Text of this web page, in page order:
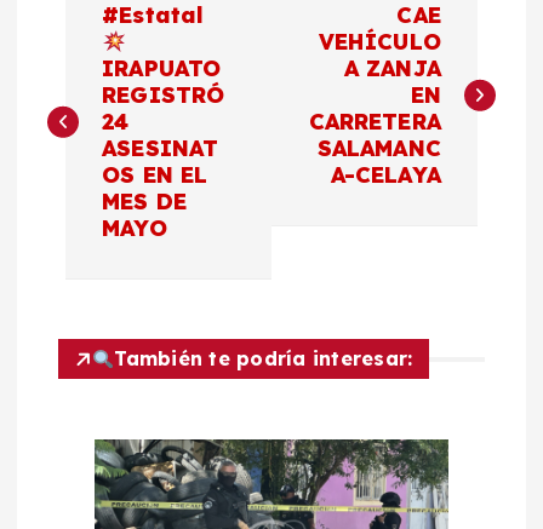
v
c
#Estatal
IRAPUATO
REGISTRÓ
24
ASESINAT
OS EN EL
MES DE
MAYO
CAE
VEHÍCULO
A ZANJA
EN
CARRETERA
SALAMANC
A-CELAYA
También te podría interesar: